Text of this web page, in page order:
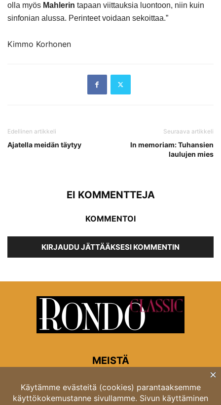
olla myös Mahlerin tapaan viittauksia luontoon, niin kuin
sinfonian alussa. Perinteet voidaan sekoittaa.”
Kimmo Korhonen
Edellinen artikkeli
Ajatella meidän täytyy
Seuraava artikkeli
In memoriam: Tuhansien
laulujen mies
EI KOMMENTTEJA
KOMMENTOI
KIRJAUDU JÄTTÄÄKSESI KOMMENTIN
MEISTÄ
Rondon toimitus
Opastinsilta 6A 00520 Helsinki